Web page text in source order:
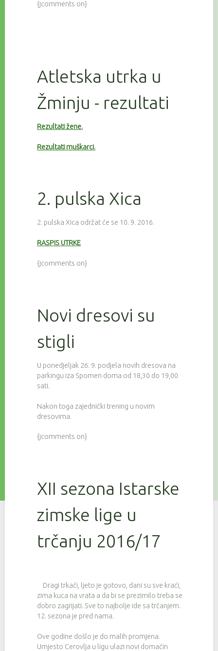
{jcomments on}
Atletska utrka u
Žminju - rezultati
Rezultati žene.
Rezultati muškarci.
2. pulska Xica
2. pulska Xica održat će se 10. 9. 2016.
RASPIS UTRKE
{jcomments on}
Novi dresovi su
stigli
U ponedjeljak 26. 9. podjela novih dresova na
parkingu iza Spomen doma od 18,30 do 19,00
sati.
Nakon toga zajednički trening u novim
dresovima.
{jcomments on}
XII sezona Istarske
zimske lige u
trčanju 2016/17
Dragi trkači, ljeto je gotovo, dani su sve kraći,
zima kuca na vrata a da bi se prezimilo treba se
dobro zagrijati. Sve to najbolje ide sa trčanjem.
12. sezona je pred nama.
Ove godine došlo je do malih promjena.
Umjesto Cerovlja u ligu ulazi novi domaćin